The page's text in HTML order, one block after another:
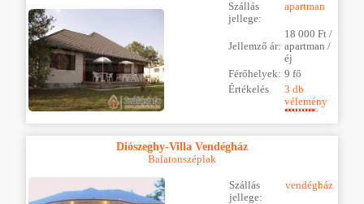
Szállás
jellege:
apartman
Jellemző ár:
18 000 Ft /
apartman /
éj
Férőhelyek: 9 fő
Értékelés
3 db
vélemény
Diószeghy-Villa Vendégház
Balatonszéplak
Szállás
jellege:
vendégház